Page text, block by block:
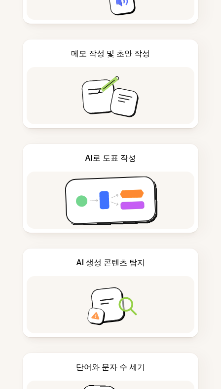
메모 작성 및 초안 작성
AI로 도표 작성
AI 생성 콘텐츠 탐지
단어와 문자 수 세기